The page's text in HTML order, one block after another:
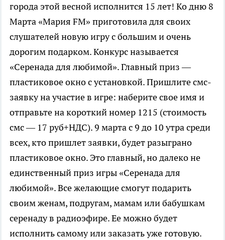
города этой весной исполнится 15 лет! Ко дню 8
Марта «Мария FM» приготовила для своих
слушателей новую игру с большим и очень
дорогим подарком. Конкурс называется
«Серенада для любимой». Главный приз —
пластиковое окно с установкой. Пришлите смс-
заявку на участие в игре: наберите свое имя и
отправьте на короткий номер 1215 (стоимость
смс — 17 руб+НДС). 9 марта с 9 до 10 утра среди
всех, кто пришлет заявки, будет разыграно
пластиковое окно. Это главный, но далеко не
единственный приз игры «Серенада для
любимой». Все желающие смогут подарить
своим женам, подругам, мамам или бабушкам
серенаду в радиоэфире. Ее можно будет
исполнить самому или заказать уже готовую.